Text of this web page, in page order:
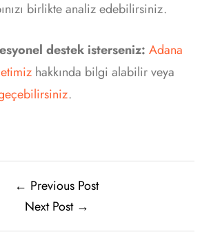
birlikte analiz edebilirsiniz.
destek isterseniz: Adana
hakkında bilgi alabilir veya
.
← Previous Post
Next Post →